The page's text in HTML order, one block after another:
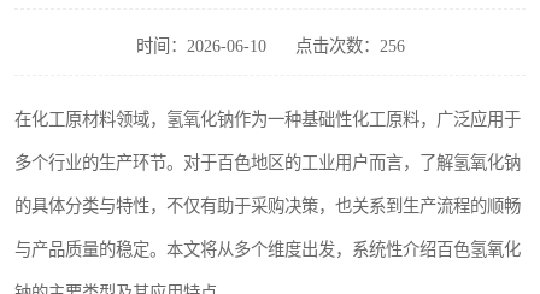
时间：2026-06-10 点击次数：256
在化工原材料领域，氢氧化钠作为一种基础性化工原料，广泛应用于
多个行业的生产环节。对于百色地区的工业用户而言，了解氢氧化钠
的具体分类与特性，不仅有助于采购决策，也关系到生产流程的顺畅
与产品质量的稳定。本文将从多个维度出发，系统性介绍百色氢氧化
氯酸钠
磷酸氢二钾